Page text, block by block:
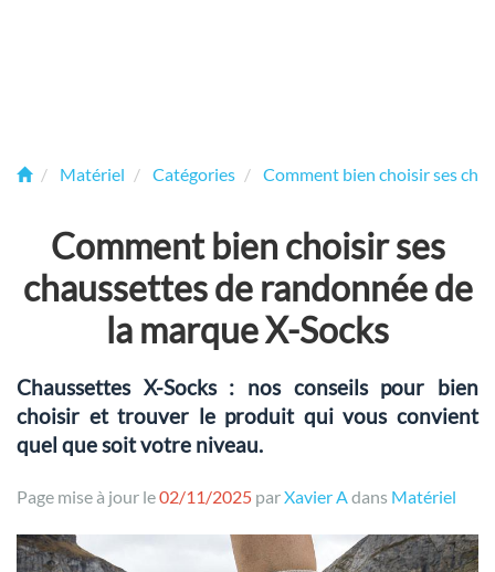
Matériel Catégories Comment bien choisir ses
Comment bien choisir ses
chaussettes de randonnée de
la marque X-Socks
Chaussettes X-Socks : nos conseils pour bien
choisir et trouver le produit qui vous convient
quel que soit votre niveau.
Page mise à jour le02/11/2025 parXavier Adans Matériel